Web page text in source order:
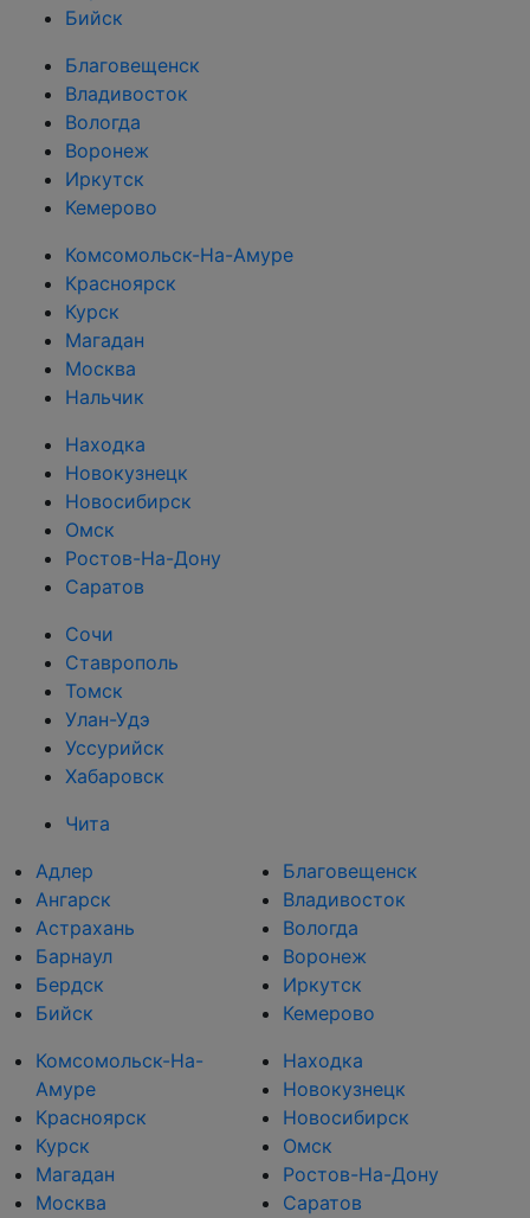
Бийск
Благовещенск
Владивосток
Вологда
Воронеж
Иркутск
Кемерово
Комсомольск-На-Амуре
Красноярск
Курск
Магадан
Москва
Нальчик
Находка
Новокузнецк
Новосибирск
Омск
Ростов-На-Дону
Саратов
Сочи
Ставрополь
Томск
Улан-Удэ
Уссурийск
Хабаровск
Чита
Адлер
Ангарск
Астрахань
Барнаул
Бердск
Бийск
Благовещенск
Владивосток
Вологда
Воронеж
Иркутск
Кемерово
Комсомольск-На-
Амуре
Красноярск
Курск
Магадан
Москва
Находка
Новокузнецк
Новосибирск
Омск
Ростов-На-Дону
Саратов